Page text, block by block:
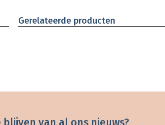
Gerelateerde producten